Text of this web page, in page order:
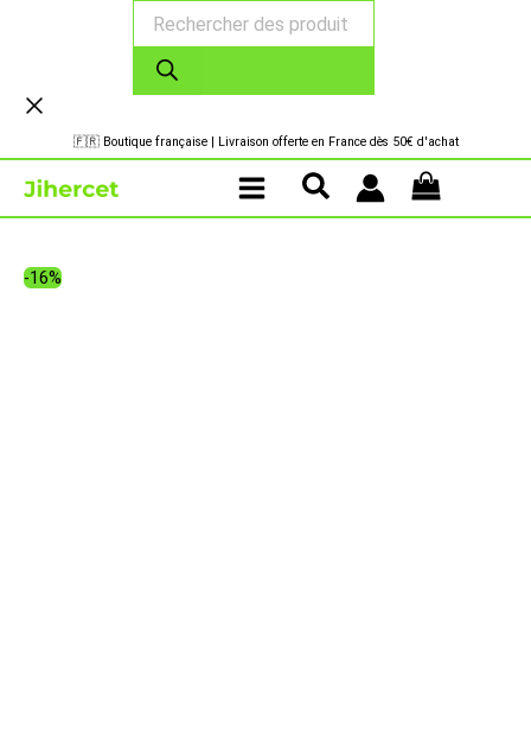
produits
🇫🇷 Boutique française | Livraison offerte en France dès 50€ d'achat
-16%